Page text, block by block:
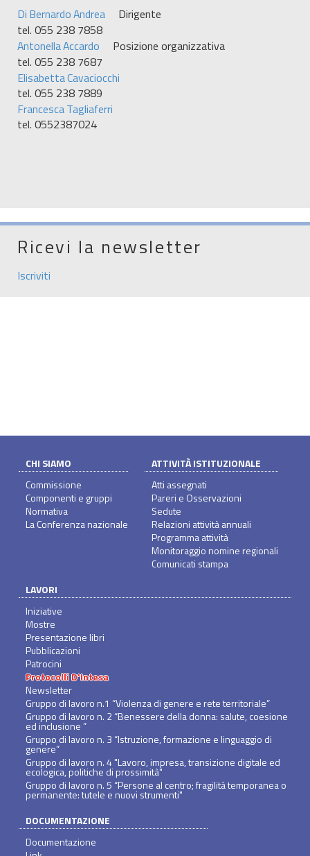
Di Bernardo Andrea
Dirigente
tel. 055 238 7858
Antonella Accardo
Posizione organizzativa
tel. 055 238 7687
Elisabetta Cavaciocchi
tel. 055 238 7889
Francesca Tagliaferri
tel. 0552387024
Ricevi la newsletter
Iscriviti
CHI SIAMO
Commissione
Componenti e gruppi
Normativa
La Conferenza nazionale
ATTIVITÀ ISTITUZIONALE
Atti assegnati
Pareri e Osservazioni
Sedute
Relazioni attività annuali
Programma attività
Monitoraggio nomine regionali
Comunicati stampa
LAVORI
Iniziative
Mostre
Presentazione libri
Pubblicazioni
Patrocini
Protocolli D'Intesa
Newsletter
Gruppo di lavoro n.1 “Violenza di genere e rete territoriale”
Gruppo di lavoro n. 2 “Benessere della donna: salute, coesione
ed inclusione ”
Gruppo di lavoro n. 3 “Istruzione, formazione e linguaggio di
genere”
Gruppo di lavoro n. 4 "Lavoro, impresa, transizione digitale ed
ecologica, politiche di prossimità"
Gruppo di lavoro n. 5 “Persone al centro; fragilità temporanea o
permanente: tutele e nuovi strumenti"
DOCUMENTAZIONE
Documentazione